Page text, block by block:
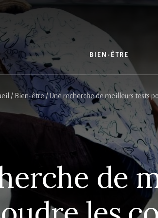
BIEN-ÊTRE
/ Bien-être /Une recherche de meilleurs tests
de